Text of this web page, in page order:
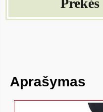
Aprašymas